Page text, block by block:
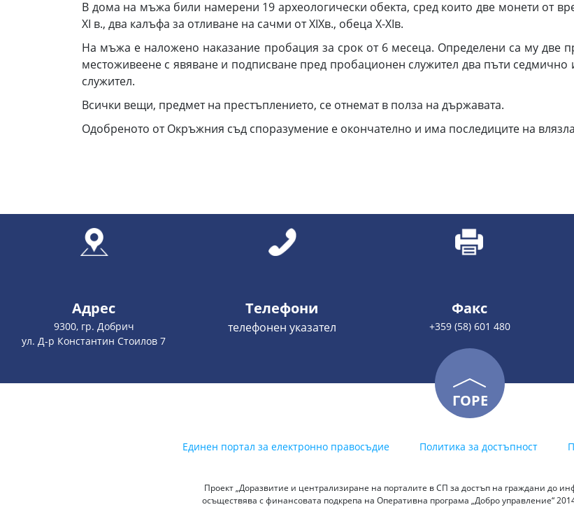
В дома на мъжа били намерени 19 археологически обекта, сред които две монети от
XI в., два калъфа за отливане на сачми от XIXв., обеца X-XIв.
На мъжа е наложено наказание пробация за срок от 6 месеца. Определени са му две
местоживеене с явяване и подписване пред пробационен служител два пъти
служител.
Всички вещи, предмет на престъплението, се отнемат в полза на държавата.
Одобреното от Окръжния съд споразумение е окончателно и има последиците на
Адрес
9300, гр. Добрич
ул. Д-р Константин Стоилов 7
Телефони
телефонен указател
Факс
+359 (58) 601 480
ГОРЕ
Единен портал за електронно правосъдие Политика за достъпност
Проект „Доразвитие и централизиране на порталите в СП за достъп на граждани до
осъществява с финансовата подкрепа на Оперативна програма „Добро управление“